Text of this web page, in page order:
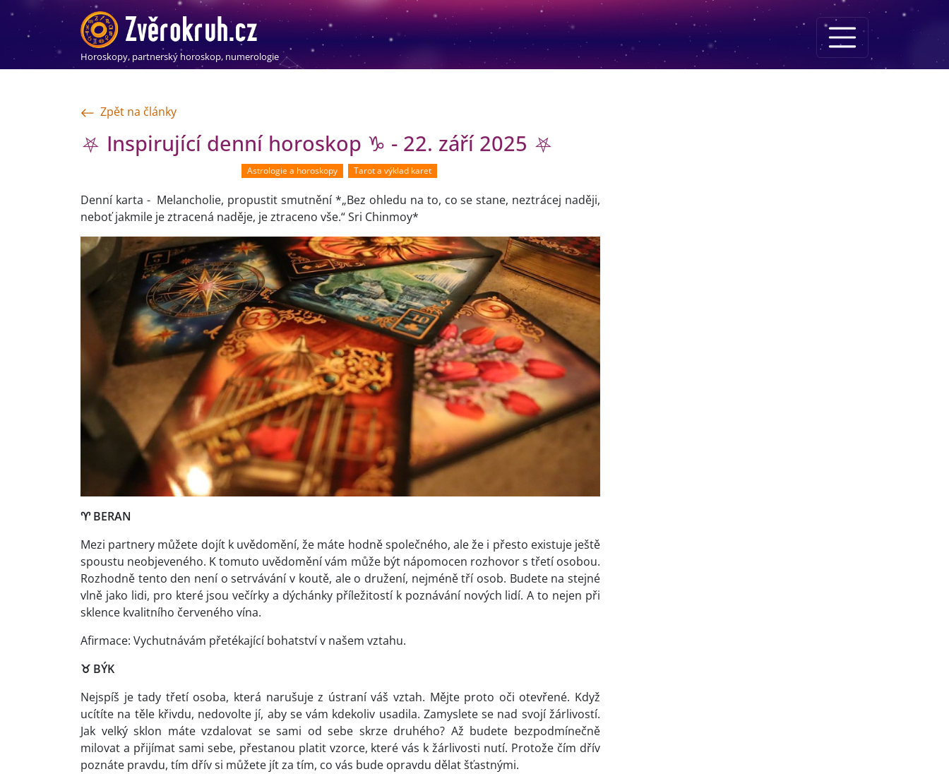
Horoskopy, partnerský horoskop, numerologie
Zpět na články
⛧ Inspirující denní horoskop ♑ - 22. září 2025 ⛧
Astrologie a horoskopy Tarot a výklad karet
Denní karta - Melancholie, propustit smutnění *„Bez ohledu na to, co se stane, neztrácej naději,
neboť jakmile je ztracená naděje, je ztraceno vše.“ Sri Chinmoy*
♈BERAN
Mezi partnery můžete dojít k uvědomění, že máte hodně společného, ale že i přesto existuje ještě
spoustu neobjeveného. K tomuto uvědomění vám může být nápomocen rozhovor s třetí osobou.
Rozhodně tento den není o setrvávání v koutě, ale o družení, nejméně tří osob. Budete na stejné
vlně jako lidi, pro které jsou večírky a dýchánky příležitostí k poznávání nových lidí. A to nejen při
sklence kvalitního červeného vína.
Afirmace: Vychutnávám přetékající bohatství v našem vztahu.
♉ BÝK
Nejspíš je tady třetí osoba, která narušuje z ústraní váš vztah. Mějte proto oči otevřené. Když
ucítíte na těle křivdu, nedovolte jí, aby se vám kdekoliv usadila. Zamyslete se nad svojí žárlivostí.
Jak velký sklon máte vzdalovat se sami od sebe skrze druhého? Až budete bezpodmínečně
milovat a přijímat sami sebe, přestanou platit vzorce, které vás k žárlivosti nutí. Protože čím dřív
poznáte pravdu, tím dřív si můžete jít za tím, co vás bude opravdu dělat šťastnými.